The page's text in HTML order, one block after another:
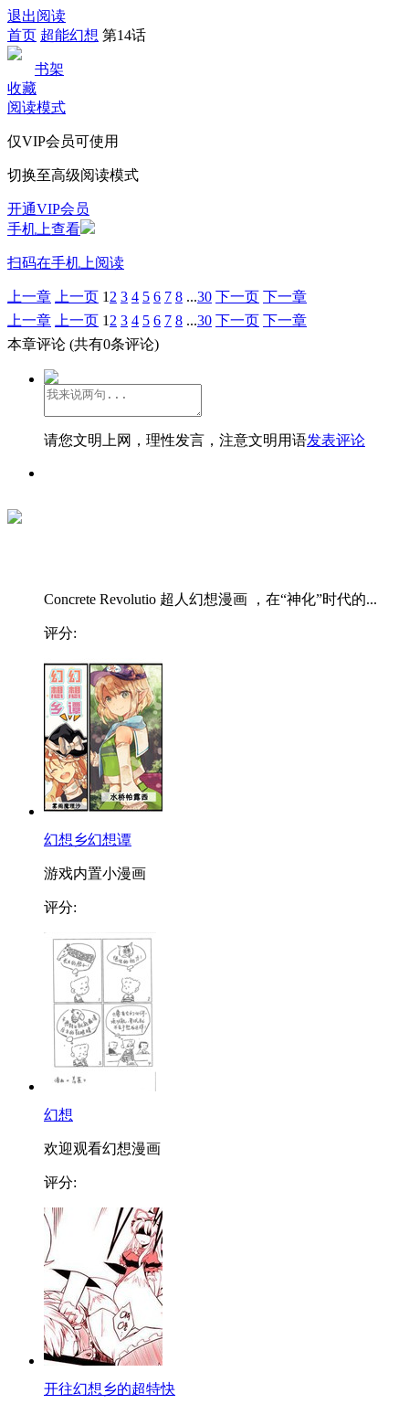
退出阅读
首页 超能幻想 第14话
书架
收藏
阅读模式
仅VIP会员可使用
切换至高级阅读模式
开通VIP会员
手机上查看
扫码在手机上阅读
上一章 上一页 1 2 3 4 5 6 7 8 ...30 下一页 下一章
上一章
上一页 1 2 3 4 5 6 7 8 ...30 下一页 下一章
本章评论 (共有0条评论)
请您文明上网，理性发言，注意文明用语发表评论
Concrete Revolutio 超人幻想漫画 ，在“神化”时代的...
评分:
幻想乡幻想谭
游戏内置小漫画
评分:
幻想
欢迎观看幻想漫画
评分:
开往幻想乡的超特快